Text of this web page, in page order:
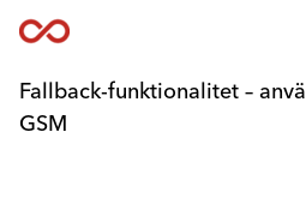
Fallback-funktionalitet –
GSM